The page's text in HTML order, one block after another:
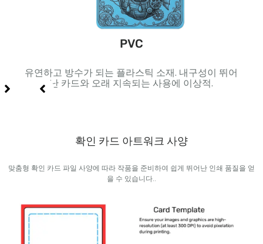
PVC
유연하고 방수가 되는 플라스틱 소재. 내구성이 뛰어
난 카드와 오래 지속되는 사용에 이상적.
확인 카드 아트워크 사양
맞춤형 확인 카드 파일 사양에 따라 작품을 준비하여 쉽게 뛰어난 인쇄 품질을 얻
을 수 있습니다..